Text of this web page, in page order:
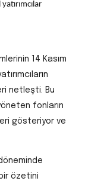
14 Kasım
netleşti. Bu
fonların
gösteriyor ve
özetini